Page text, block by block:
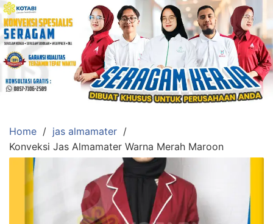
Skip
to
content
Konveksi
Toko
Abi
Baju
Seragam,
Wisuda,Jas
Home
jas almamater
Konveksi Jas Almamater Warna Merah Maroon